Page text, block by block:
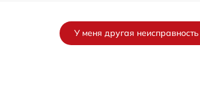
У меня другая неисправность